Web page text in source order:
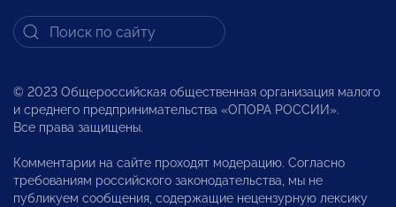
© 2023 Общероссийская общественная организация малого
и среднего предпринимательства «ОПОРА РОССИИ».
Все права защищены.
Комментарии на сайте проходят модерацию. Согласно
требованиям российского законодательства, мы не
публикуем сообщения, содержащие нецензурную лексику